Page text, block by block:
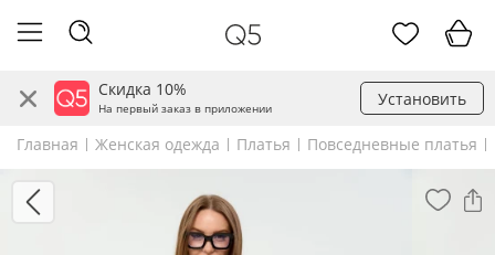
Скидка 10%
На первый заказ в приложении Установить
Главная Женская одежда Платья Повседневные платья